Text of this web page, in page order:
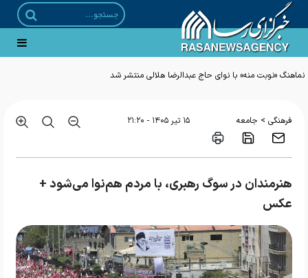
رونمایی از طرح ملی «مهرورزی» با حضور دبیر شورای عالی انقلاب فرهنگی
فرهنگی > جامعه ۱۵ تير ۱۴۰۵ - ۲۱:۲۰
هنرمندان در سوگ رهبری، با مردم هم‌نوا می‌شود +
عکس